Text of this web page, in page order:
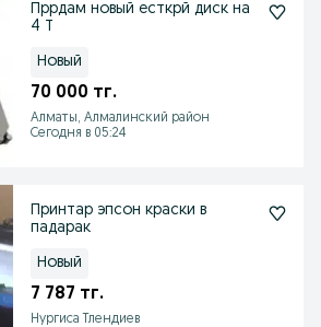
Пррдам новый есткрй диск на
4 Т
Новый
70 000 тг.
Алматы, Алмалинский район
Сегодня в 05:24
Принтар эпсон краски в
падарак
Новый
7 787 тг.
Нургиса Тлендиев